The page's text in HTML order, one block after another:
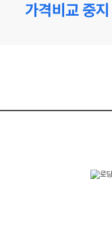
가격비교 중지